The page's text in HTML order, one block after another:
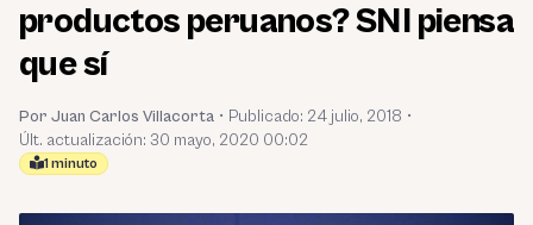
productos peruanos? SNI piensa
que sí
Por Juan Carlos Villacorta • Publicado: 24 julio, 2018 •
Últ. actualización: 30 mayo, 2020 00:02
1 minuto